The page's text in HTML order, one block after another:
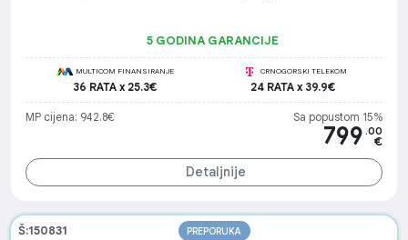
5 GODINA GARANCIJE
MULTICOM FINANSIRANJE
36 RATA x 25.3€
CRNOGORSKI TELEKOM
24 RATA x 39.9€
MP cijena: 942.8€ Sa popustom 15%
799 .00
€
Detaljnije
Š:150831 PREPORUKA